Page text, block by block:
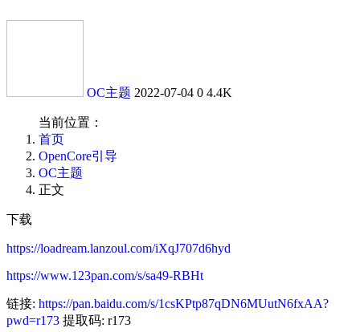
OC主题 2022-07-04 0 4.4K
当前位置：
首页
OpenCore引导
OC主题
正文
下载
https://loadream.lanzoul.com/iXqJ707d6hyd
https://www.123pan.com/s/sa49-RBHt
链接: https://pan.baidu.com/s/1csKPtp87qDN6MUutN6fxAA?
pwd=r173 提取码: r173